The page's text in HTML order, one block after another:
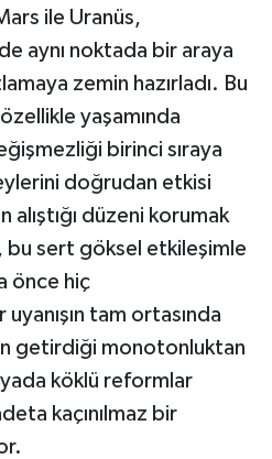
ile Uranüs,
aynı noktada bir araya
zemin hazırladı. Bu
yaşamında
birinci sıraya
doğrudan etkisi
alıştığı düzeni korumak
bu sert göksel etkileşimle
önce hiç
tam ortasında
getirdiği monotonluktan
köklü reformlar
kaçınılmaz bir